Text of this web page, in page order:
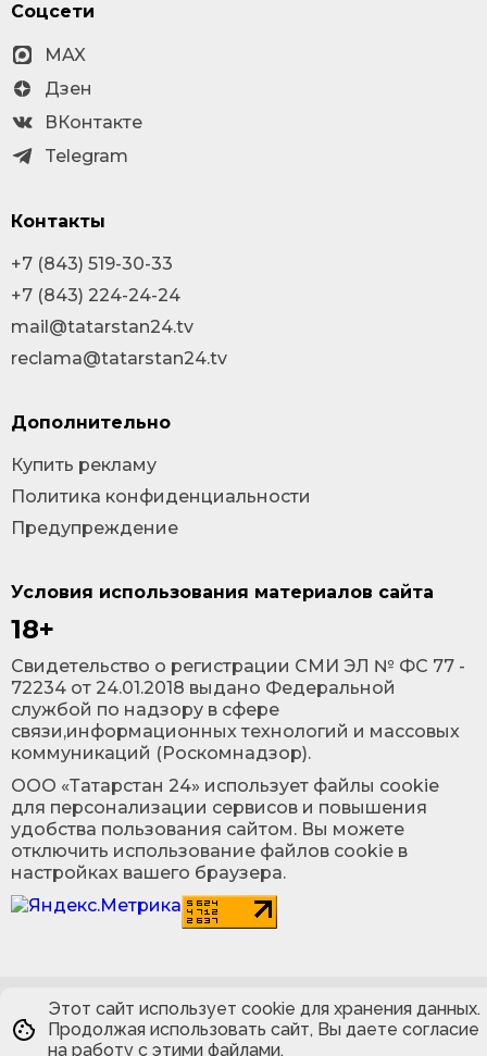
Условия использования материалов сайта
18+
Cвидетельство о регистрации СМИ ЭЛ № ФС 77 -
72234 от 24.01.2018 выдано Федеральной
службой по надзору в сфере
связи,информационных технологий и массовых
коммуникаций (Роскомнадзор).
ООО «Татарстан 24» использует файлы cookie
для персонализации сервисов и повышения
удобства пользования сайтом. Вы можете
отключить использование файлов cookie в
настройках вашего браузера.
Соцсети
MAX
Дзен
ВКонтакте
Telegram
Контакты
+7 (843) 519-30-33
+7 (843) 224-24-24
mail@tatarstan24.tv
reclama@tatarstan24.tv
Дополнительно
Купить рекламу
Политика конфиденциальности
Предупреждение
Этот сайт использует cookie для хранения данных.
Продолжая использовать сайт, Вы даете согласие
на работу с этими файлами.